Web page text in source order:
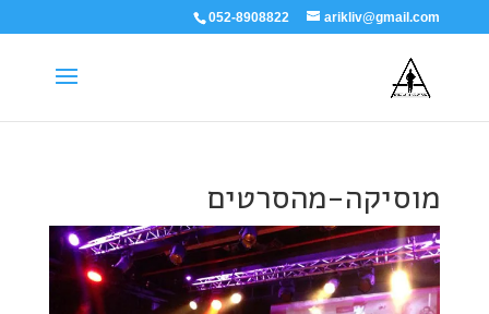
052-8908822 arikliv@gmail.com
מוסיקה-מהסרטים